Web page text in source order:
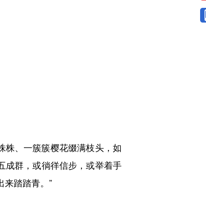
、一簇簇樱花缀满枝头，如
成群，或徜徉信步，或举着手
来踏踏青。”